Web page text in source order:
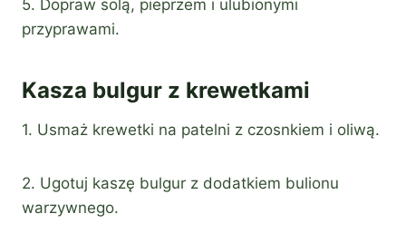
5. Dopraw solą, pieprzem i ulubionymi
przyprawami.
Kasza bulgur z krewetkami
1. Usmaż krewetki na patelni z czosnkiem i oliwą.
2. Ugotuj kaszę bulgur z dodatkiem bulionu
warzywnego.